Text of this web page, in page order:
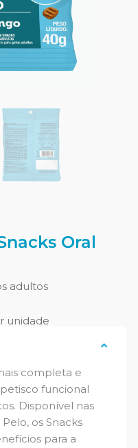
Oral
adultos
unidade
completa e
funcional
Disponível nas
os Snacks
para a